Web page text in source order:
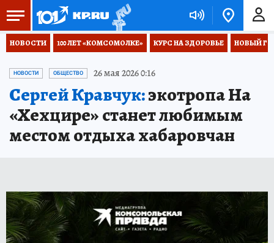
НОВОСТИ 100 ЛЕТ «КОМСОМОЛКЕ» КУРС НА ЗДОРОВЬЕ НОВЫЙ
НОВОСТИ ОБЩЕСТВО 26 мая 2026 0:16
Сергей Кравчук:экотропа На
«Хехцире» станет любимым
местом отдыха хабаровчан